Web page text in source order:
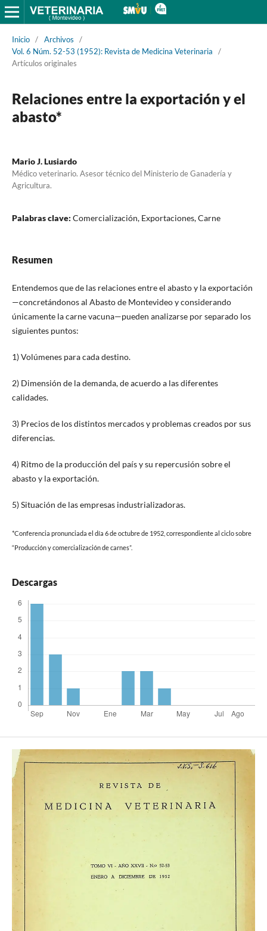
Inicio / Archivos
/
Vol. 6 Núm. 52-53 (1952): Revista de Medicina Veterinaria
/
Artículos originales
Relaciones entre la exportación y el
abasto*
Mario J. Lusiardo
Médico veterinario. Asesor técnico del Ministerio de Ganadería y
Agricultura.
Palabras clave: Comercialización, Exportaciones, Carne
Resumen
Entendemos que de las relaciones entre el abasto y la exportación
—concretándonos al Abasto de Montevideo y considerando
únicamente la carne vacuna—pueden analizarse por separado los
siguientes puntos:
1) Volúmenes para cada destino.
2) Dimensión de la demanda, de acuerdo a las diferentes
calidades.
3) Precios de los distintos mercados y problemas creados por sus
diferencias.
4) Ritmo de la producción del país y su repercusión sobre el
abasto y la exportación.
5) Situación de las empresas industrializadoras.
*Conferencia pronunciada el día 6 de octubre de 1952, correspondiente al ciclo sobre
“Producción y comercialización de carnes”.
Descargas